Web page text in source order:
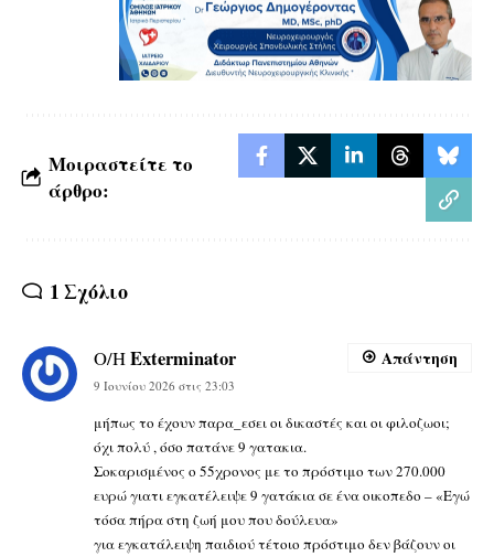
Μοιραστείτε το
άρθρο:
1 Σχόλιο
Ο/ΗExterminator
9 Ιουνίου 2026 στις 23:03
μήπως το έχουν παρα_εσει οι δικαστές και οι φιλοζωοι;
όχι πολύ , όσο πατάνε 9 γατακια.
Σοκαρισμένος ο 55χρονος με το πρόστιμο των 270.000
ευρώ γιατι εγκατέλειψε 9 γατάκια σε ένα οικοπεδο – «Εγώ
τόσα πήρα στη ζωή μου που δούλευα»
για εγκατάλειψη παιδιού τέτοιο πρόστιμο δεν βάζουν οι
Απάντηση